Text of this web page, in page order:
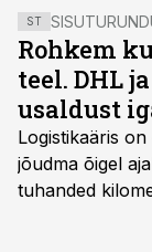
loobuma. See
üleüldse,“
Erkki Ots ja
ST
Rohkem
teel. DHL
usaldust
Logistikaäris
jõudma õigel
tuhanded